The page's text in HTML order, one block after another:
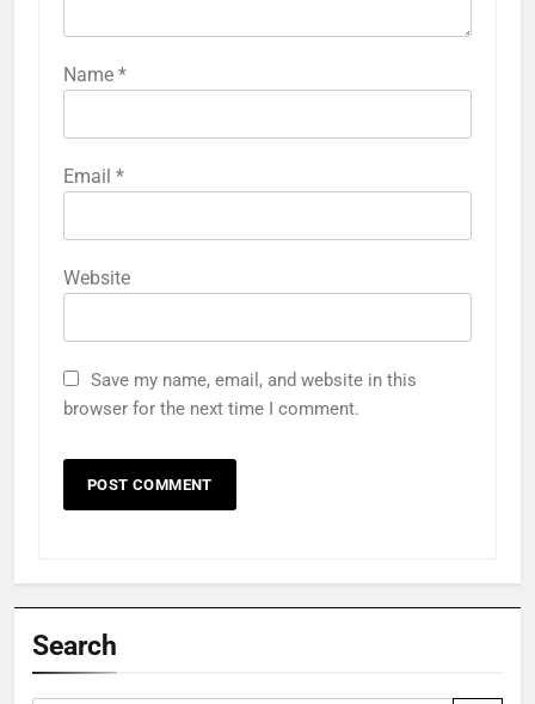
Name *
Email *
Website
Save my name, email, and website in this
browser for the next time I comment.
Search